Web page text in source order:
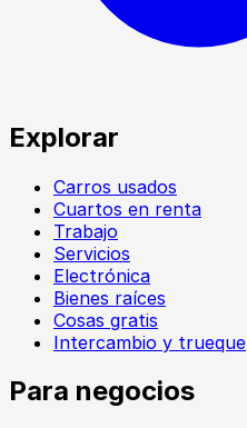
Explorar
Carros usados
Cuartos en renta
Trabajo
Servicios
Electrónica
Bienes raíces
Cosas gratis
Intercambio y trueque
Para negocios